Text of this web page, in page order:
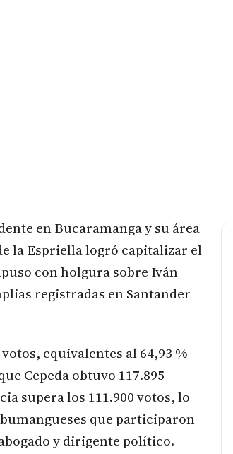
en Bucaramanga y su área
la Espriella logró capitalizar el
con holgura sobre Iván
registradas en Santander
equivalentes al 64,93 %
Cepeda obtuvo 117.895
supera los 111.900 votos, lo
que participaron
y dirigente político.